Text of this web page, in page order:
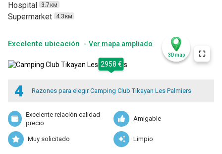
Hospital 3.7 KM
Supermarket 4.3 KM
Excelente ubicación - Ver mapa ampliado
2958 €
3D map
4 Razones para elegir Camping Club Tikayan Les Palmiers
Excelente relación calidad-
precio
Amigable
Muy solicitado Limpio